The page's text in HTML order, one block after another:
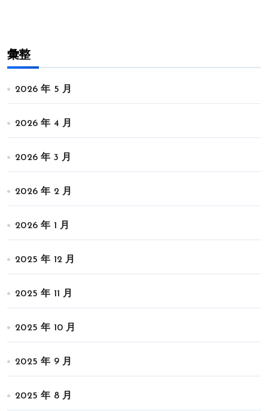
彙整
2026 年 5 月
2026 年 4 月
2026 年 3 月
2026 年 2 月
2026 年 1 月
2025 年 12 月
2025 年 11 月
2025 年 10 月
2025 年 9 月
2025 年 8 月